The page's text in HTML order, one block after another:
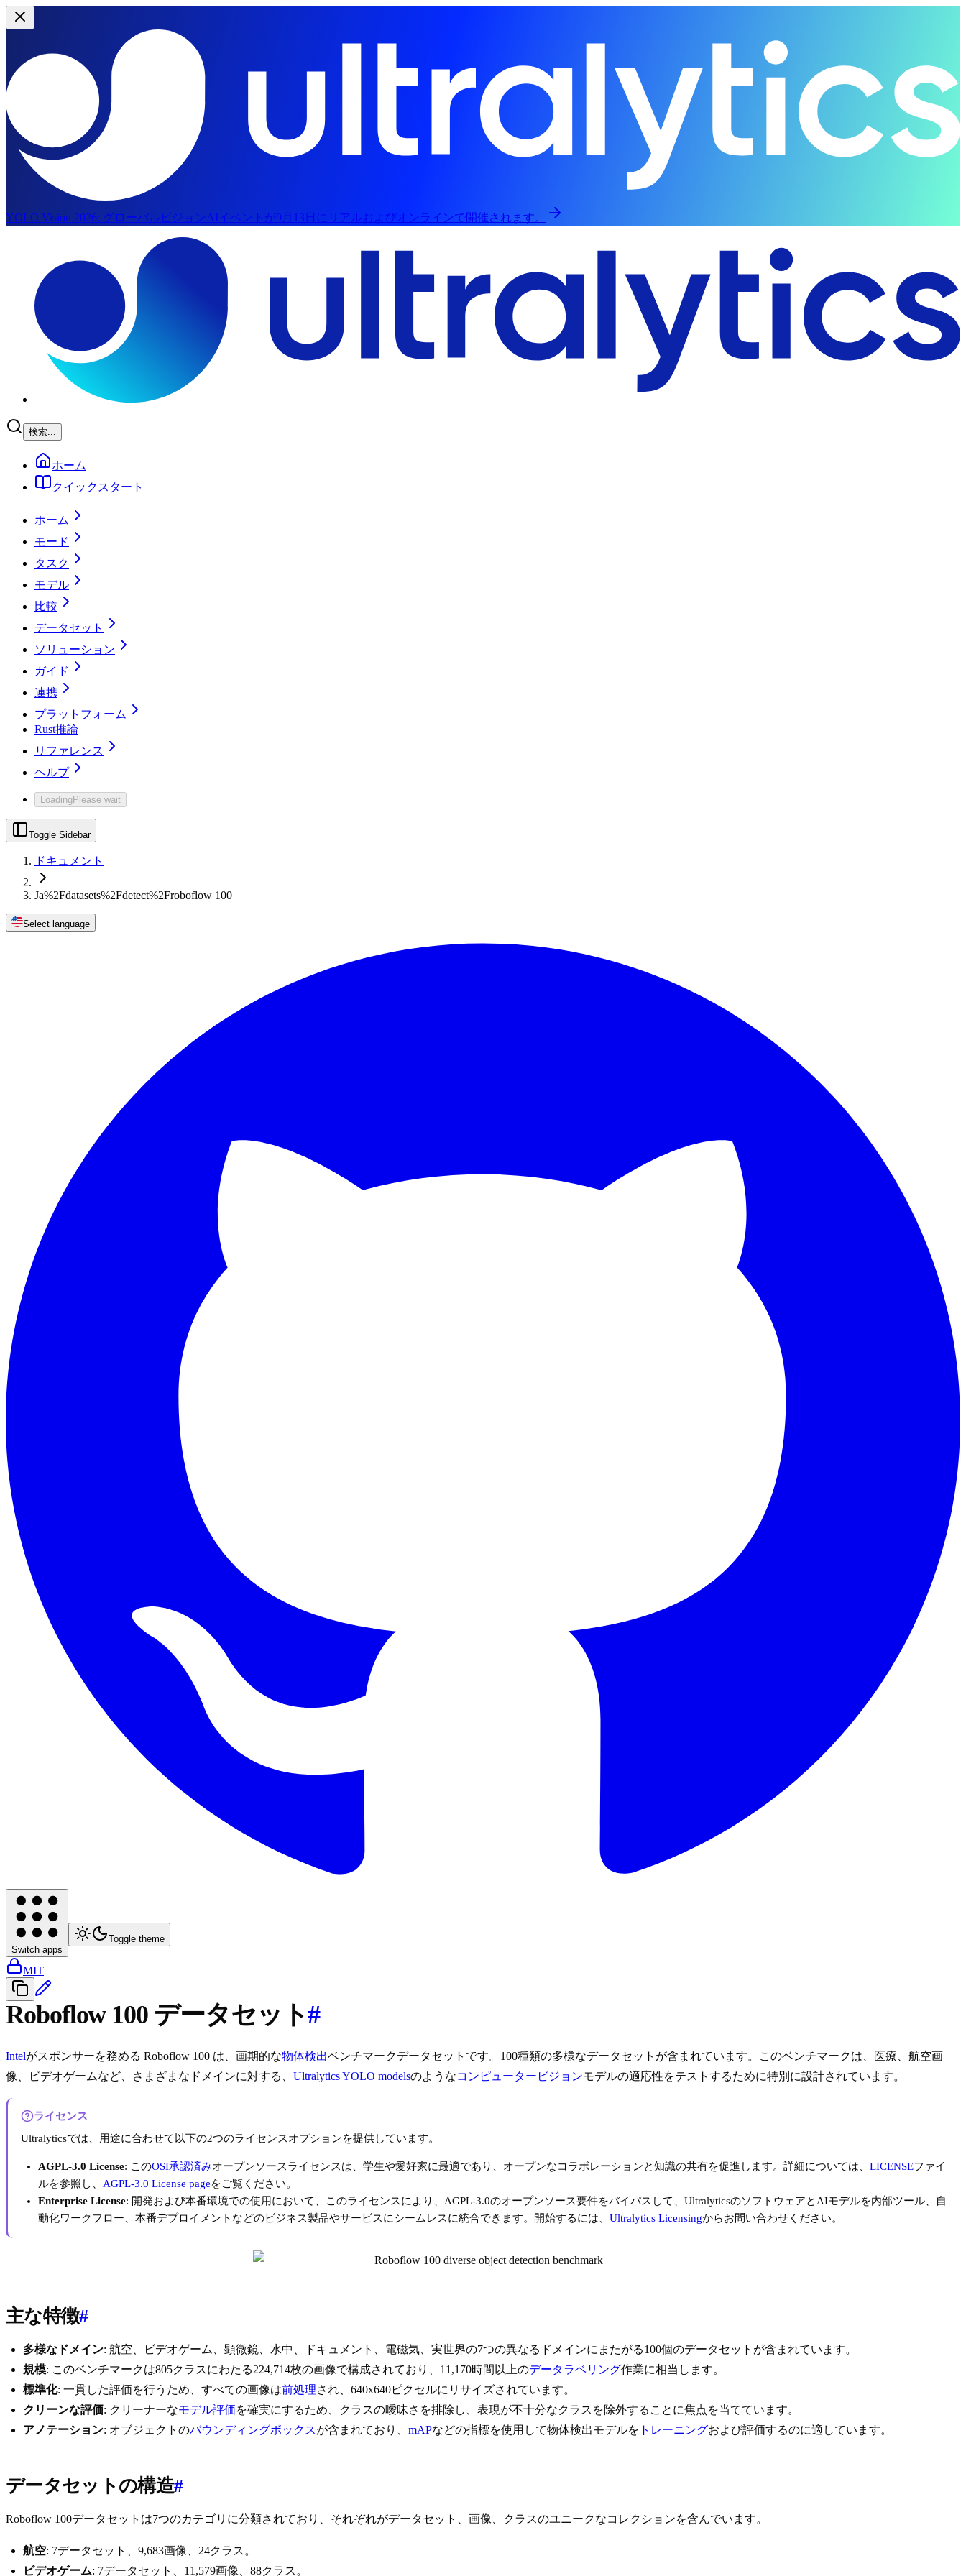
YOLO Vision 2026: グローバルビジョンAIイベントが9月13日にリアルおよびオンラインで開催されます。
検索...
ホーム
クイックスタート
ホーム
モード
タスク
モデル
比較
データセット
ソリューション
ガイド
連携
プラットフォーム
Rust推論
リファレンス
ヘルプ
LoadingPlease wait
Toggle Sidebar
ドキュメント
Ja%2Fdatasets%2Fdetect%2Froboflow 100
Select language
Switch apps
Toggle theme
MIT
Roboflow 100 データセット#
Intelがスポンサーを務める Roboflow 100 は、画期的な物体検出ベンチマークデータセットです。100種類の多様なデータセットが含まれています。このベンチマークは、医療、航空画
像、ビデオゲームなど、さまざまなドメインに対する、 Ultralytics YOLO modelsのようなコンピュータービジョンモデルの適応性をテストするために特別に設計されています。
ライセンス
Ultralyticsでは、用途に合わせて以下の2つのライセンスオプションを提供しています。
AGPL-3.0 License: このOSI承認済みオープンソースライセンスは、学生や愛好家に最適であり、オープンなコラボレーションと知識の共有を促進します。詳細については、 LICENSEファイ
ルを参照し、 AGPL-3.0 License pageをご覧ください。
Enterprise License: 開発および本番環境での使用において、このライセンスにより、AGPL-3.0のオープンソース要件をバイパスして、UltralyticsのソフトウェアとAIモデルを内部ツール、自
動化ワークフロー、本番デプロイメントなどのビジネス製品やサービスにシームレスに統合できます。開始するには、 Ultralytics Licensingからお問い合わせください。
主な特徴#
多様なドメイン: 航空、ビデオゲーム、顕微鏡、水中、ドキュメント、電磁気、実世界の7つの異なるドメインにまたがる100個のデータセットが含まれています。
規模: このベンチマークは805クラスにわたる224,714枚の画像で構成されており、11,170時間以上のデータラベリング作業に相当します。
標準化: 一貫した評価を行うため、すべての画像は前処理され、640x640ピクセルにリサイズされています。
クリーンな評価: クリーナーなモデル評価を確実にするため、クラスの曖昧さを排除し、表現が不十分なクラスを除外することに焦点を当てています。
アノテーション: オブジェクトのバウンディングボックスが含まれており、 mAPなどの指標を使用して物体検出モデルを トレーニングおよび評価するのに適しています。
データセットの構造#
Roboflow 100データセットは7つのカテゴリに分類されており、それぞれがデータセット、画像、クラスのユニークなコレクションを含んでいます。
航空: 7データセット、9,683画像、24クラス。
ビデオゲーム: 7データセット、11,579画像、88クラス。